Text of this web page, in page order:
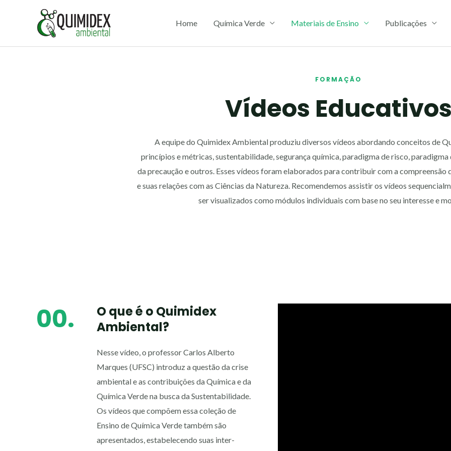
Home Química Verde Materiais de Ensino Publicações
FORMAÇÃO
Vídeos Educativos
A equipe do Quimidex Ambiental produziu diversos vídeos abordando conceitos de
princípios e métricas, sustentabilidade, segurança química, paradigma de risco, paradigma
da precaução e outros. Esses vídeos foram elaborados para contribuir com a compreensão
e suas relações com as Ciências da Natureza. Recomendemos assistir os vídeos
ser visualizados como módulos individuais com base no seu interesse e
00.
O que é o Quimidex
Ambiental?
Nesse vídeo, o professor Carlos Alberto
Marques (UFSC) introduz a questão da crise
ambiental e as contribuições da Química e da
Química Verde na busca da Sustentabilidade.
Os vídeos que compõem essa coleção de
Ensino de Química Verde também são
apresentados, estabelecendo suas inter-